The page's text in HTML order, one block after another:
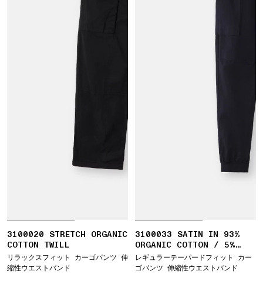
3100020 STRETCH ORGANIC
COTTON TWILL
リラックスフィット カーゴパンツ 伸
縮性ウエストバンド
3100033 SATIN IN 93%
ORGANIC COTTON / 5%
WOOL / 2% ELASTANE
レギュラーテーパードフィット カー
ゴパンツ 伸縮性ウエストバンド